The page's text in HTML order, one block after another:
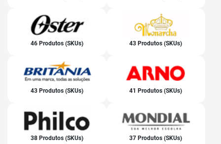
46 Produtos (SKUs) 43 Produtos (SKUs)
43 Produtos (SKUs) 41 Produtos (SKUs)
38 Produtos (SKUs) 37 Produtos (SKUs)